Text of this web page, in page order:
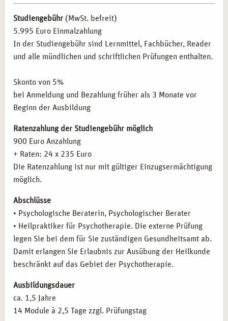
psychologische Beratung aufbauen möchten.
Quereinsteiger:Interessierte, die eine neue berufliche
Perspektive im Gesundheitswesen suchen.
BERUFLICHE PERSPEKTIVEN NACH DER
Mit dem erfolgreichen Abschluss der Ausbildung stehen
Ihnen in Leipzig und darüber hinaus zahlreiche
Eigene Praxis:
mit flexiblen Arbeitszeiten.
Therapiezentren und soziale Einrichtungen:
Arbeit in
Einrichtungen mit Fokus auf psychologische Beratung.
Seminaren zur mentalen Gesundheit.
Spezialisierung:Weiterbildung in Bereichen wie
Traumatherapie, Verhaltenstherapie oder Kinder- und
Jugendtherapie.
Lehrtätigkeit:Ausbildung angehender Heilpraktiker
und Weitergabe Ihres Wissens.
QUALIFIKATIONEN NACH IHRER AUSBILDUNG
IN LEIPZIG
Therapierichtungen und Modelle
Psychoanalyse (Freud)
Analytische Psychologie (Jung)
Individualpsychologie (Adler)
Gesprächstherapie (Rogers)
Systemische Therapie
Gestalttherapie (Perls)
Transaktionsanalyse (Berne)
Körpertherapeutische Verfahren
Kreativtherapeutische Verfahren
Kinder- und Jugendtherapie
Psychopathologie: Psychische Störungen
Psychischer und psychopathologischer Befund
Organisch bedingte Störungen
Substanzinduzierte Störungen
Schizophrenien
Aﬀektive Störungen
Neurotische Störungen
Persönlichkeitsstörungen
Intelligenzminderung
Entwicklungsstörungen
Studiengebühr (MwSt. befreit)
5.995 Euro Einmalzahlung
In der Studiengebühr sind Lernmittel, Fachbücher, Reader
und alle mündlichen und schriftlichen Prüfungen enthalten.
Skonto von 5%
bei Anmeldung und Bezahlung früher als 3 Monate vor
Beginn der Ausbildung
Ratenzahlung der Studiengebühr möglich
900 Euro Anzahlung
+ Raten: 24 x 235 Euro
Die Ratenzahlung ist nur mit gültiger Einzugsermächtigung
möglich.
Abschlüsse
• Psychologische Beraterin, Psychologischer Berater
• Heilpraktiker für Psychotherapie. Die externe Prüfung
legen Sie bei dem für Sie zuständigen Gesundheitsamt ab.
Damit erlangen Sie Erlaubnis zur Ausübung der Heilkunde
beschränkt auf das Gebiet der Psychotherapie.
Ausbildungsdauer
ca. 1,5 Jahre
14 Module à 2,5 Tage zzgl. Prüfungstag